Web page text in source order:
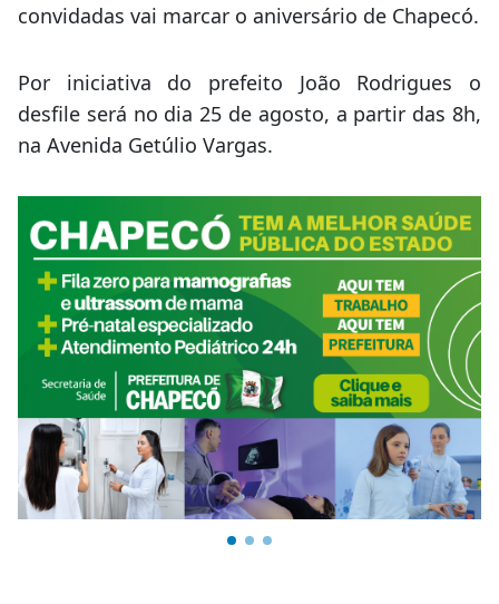
convidadas vai marcar o aniversário de Chapecó.
Por iniciativa do prefeito João Rodrigues o
desfile será no dia 25 de agosto, a partir das 8h,
na Avenida Getúlio Vargas.